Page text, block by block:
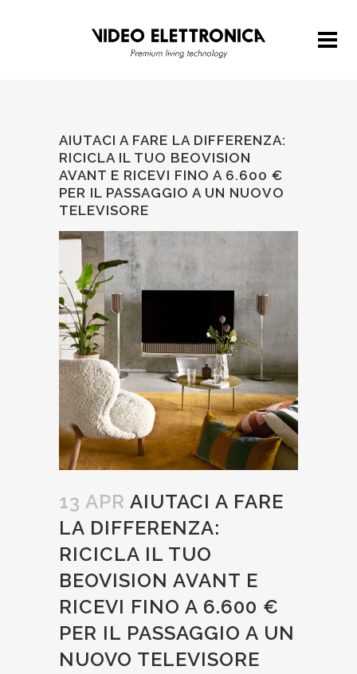
AIUTACI A FARE LA DIFFERENZA:
RICICLA IL TUO BEOVISION
AVANT E RICEVI FINO A 6.600 €
PER IL PASSAGGIO A UN NUOVO
TELEVISORE
13 APR AIUTACI A FARE
LA DIFFERENZA:
RICICLA IL TUO
BEOVISION AVANT E
RICEVI FINO A 6.600 €
PER IL PASSAGGIO A UN
NUOVO TELEVISORE